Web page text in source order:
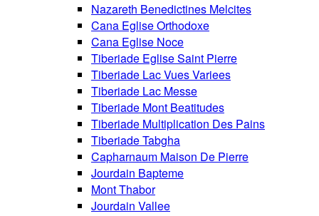
Nazareth Benedictines Melcites
Cana Eglise Orthodoxe
Cana Eglise Noce
Tiberiade Eglise Saint Pierre
Tiberiade Lac Vues Variees
Tiberiade Lac Messe
Tiberiade Mont Beatitudes
Tiberiade Multiplication Des Pains
Tiberiade Tabgha
Capharnaum Maison De Pierre
Jourdain Bapteme
Mont Thabor
Jourdain Vallee